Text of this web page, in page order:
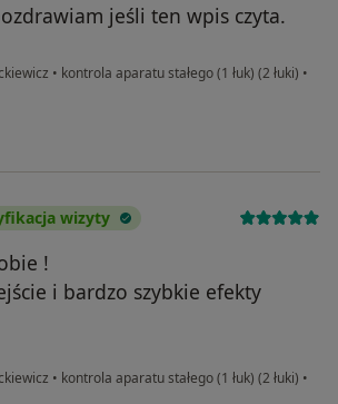
jeśli ten wpis czyta.
• kontrola aparatu stałego (1 łuk) (2 łuki) •
Ludwiniak
wizyty
!
i bardzo szybkie efekty
• kontrola aparatu stałego (1 łuk) (2 łuki) •